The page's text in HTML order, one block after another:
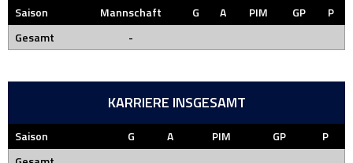
Saison Mannschaft G A PIM GP
P
Gesamt
-
KARRIERE INSGESAMT
Saison G A PIM GP
P